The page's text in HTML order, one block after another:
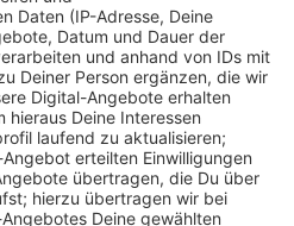
beim Rechtsabbiegen
Kontakt zwischen
fiel die 8-Jährige zu
kurz mit dem Mödchen
wurde bei dem Unfall
vor Ort ambulant behandelt